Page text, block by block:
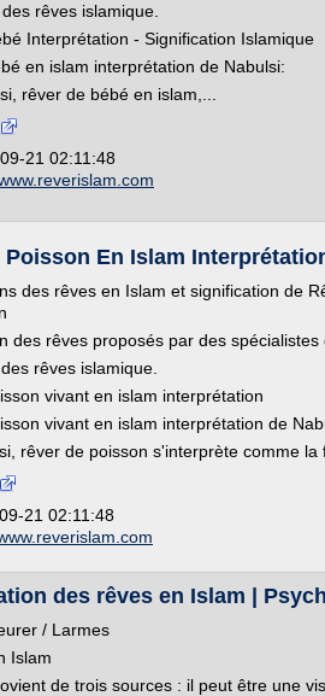
rêves islamique.
Interprétation - Signification Islamique
en islam interprétation de Nabulsi:
rêver de bébé en islam,...
21 02:11:48
Poisson En Islam
des rêves en Islam et signification de
des rêves proposés par des spécialistes
rêves islamique.
vivant en islam interprétation
vivant en islam interprétation de
rêver de poisson s'interprète comme la
21 02:11:48
des rêves en Islam |
/ Larmes
Islam
de trois sources : il peut être une